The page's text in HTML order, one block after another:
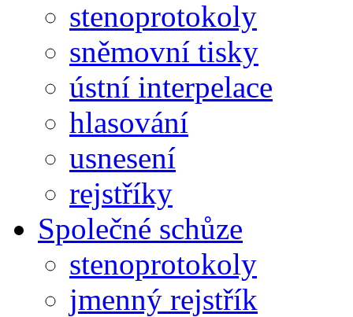
stenoprotokoly
sněmovní tisky
ústní interpelace
hlasování
usnesení
rejstříky
Společné schůze
stenoprotokoly
jmenný rejstřík